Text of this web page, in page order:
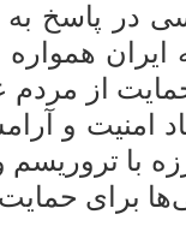
در پاسخ
ایران
از
امنیت و
با
برای